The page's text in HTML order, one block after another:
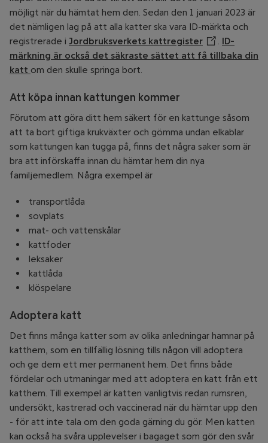
möjligt när du hämtat hem den. Sedan den 1 januari 2023 är
det nämligen lag på att alla katter ska vara ID-märkta och
registrerade i Jordbruksverkets kattregister Öppnar
. ID-
märkning är också det säkraste sättet att få tillbaka din
katt om den skulle springa bort.
Att köpa innan kattungen kommer
Förutom att göra ditt hem säkert för en kattunge såsom
att ta bort giftiga krukväxter och gömma undan elkablar
som kattungen kan tugga på, finns det några saker som är
bra att införskaffa innan du hämtar hem din nya
familjemedlem. Några exempel är
transportlåda
sovplats
mat- och vattenskålar
kattfoder
leksaker
kattlåda
klöspelare
Adoptera katt
Det finns många katter som av olika anledningar hamnar på
katthem, som en tillfällig lösning tills någon vill adoptera
och ge dem ett mer permanent hem. Det finns både
fördelar och utmaningar med att adoptera en katt från ett
katthem. Till exempel är katten vanligtvis redan rumsren,
undersökt, kastrerad och vaccinerad när du hämtar upp den
- för att inte tala om den goda gärning du gör. Men katten
kan också ha svåra upplevelser i bagaget som gör den svår